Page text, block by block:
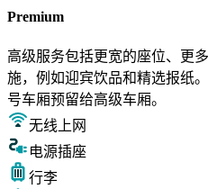
Premium
高级服务包括更宽的座位、更
施，例如迎宾饮品和精选报纸。
号车厢预留给高级车厢。
无线上网
电源插座
行李